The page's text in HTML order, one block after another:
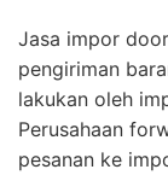
Jasa impor
pengiriman
lakukan oleh
Perusahaan
pesanan ke